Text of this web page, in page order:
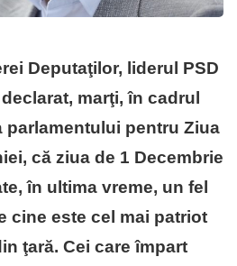
Deputaţilor, liderul PSD
marţi, în cadrul
parlamentului pentru Ziua
că ziua de 1 Decembrie
în ultima vreme, un fel
cine este cel mai patriot
ţară. Cei care împart